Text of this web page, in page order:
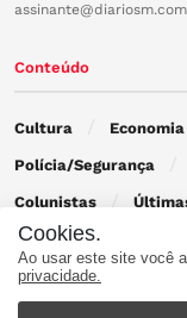
Conteúdo
Cultura Economia
Polícia/Segurança
Colunistas
Contato
Cookies.
Ao usar este site você
privacidade.